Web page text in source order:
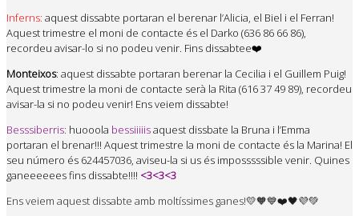
Inferns: aquest dissabte portaran el berenar l’Alicia, el Biel i el Ferran!
Aquest trimestre el moni de contacte és el Darko (636 86 66 86),
recordeu avisar-lo si no podeu venir. Fins dissabtee❤️
Monteixos: aquest dissabte portaran berenar la Cecilia i el Guillem Puig!
Aquest trimestre la moni de contacte serà la Rita (616 37 49 89), recordeu
avisar-la si no podeu venir! Ens veiem dissabte!
Besssiberris: huooola bessiiiiisaquest dissbate la Bruna i l’Emma
portaran el brenar!!! Aquest trimestre la moni de contacte és la Marina! El
seu número és 624457036, aviseu-la si us és imposssssible venir. Quines
ganeeeeees fins dissabte!!!! <3<3<3
Ens veiem aquest dissabte amb moltíssimes ganes!💛🧡💙❤️🖤💜💚